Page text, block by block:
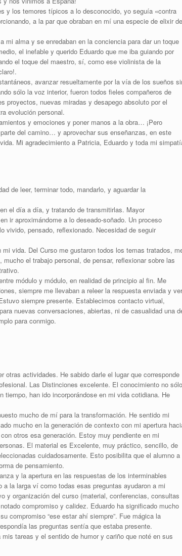
y los temores típicos a lo desconocido, yo seguía «contra
a la par que obraban en mí una especie de elixir de
mi alma y se enredaban en la conciencia para dar un toque
el inefable y querido Eduardo que me iba guiando por
el toque del maestro, sí, como ese violinista de la
avanzar resueltamente por la vía de los sueños
sólo la voz interior, fueron todos fieles compañeros de
proyectos, nuevas miradas y desapego absoluto por el
evolución personal.
y emociones y poner manos a la obra… ¡Pero
del camino… y aprovechar sus enseñanzas, en este
Mi agradecimiento a Patricia, Eduardo y toda mi
de leer, terminar todo, mandarlo, y aguardar la
el día a día, y tratando de transmitirlas. Mayor
ir aproximándome a lo deseado-soñado. Un proceso
vivido, pensado, reflexionado. Necesidad de seguir
vida. Del Curso me gustaron todos los temas tratados,
el trabajo personal, de pensar, reflexionar sobre las
módulo y módulo, en realidad de principio al fin. Me
siempre me llevaban a releer la respuesta enviada y ver
siempre presente. Establecimos contacto virtual,
nuevas conversaciones, abiertas, ni de casualidad una
para conmigo.
otras actividades. He sabido darle el lugar que corresponde
Las Distinciones excelente. El conocimiento no sólo
han ido incorporándose en mi vida cotidiana. He
mucho de mí para la transformación. He sentido mi
mucho en la generación de contexto con mi apertura
otros esa generación. Estoy muy pendiente en mi
El material es Excelente, muy práctico, sencillo, de
cuidadosamente. Esto posibilita que el alumno a
de pensamiento.
y la apertura en las respuestas de los interminables
la larga ví como todas esas preguntas ayudaron a mi
y organización del curso (material, conferencias, consultas
compromiso y calidez. Eduardo ha significado mucho
compromiso “ese estar ahí siempre”. Fue mágica la
las preguntas sentía que estaba presente.
tareas y el sentido de humor y cariño que noté en sus